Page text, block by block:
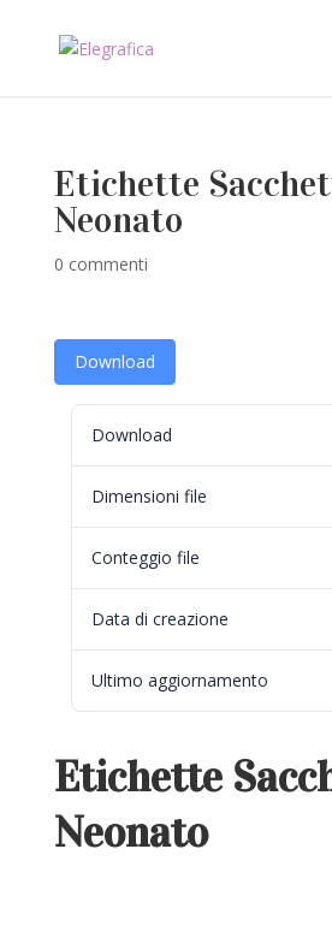
Etichette
Neonato
0 commenti
Download
Download
Dimensioni file
Conteggio file
Data di creazione
Ultimo aggiornamento
Etichette
Neonato